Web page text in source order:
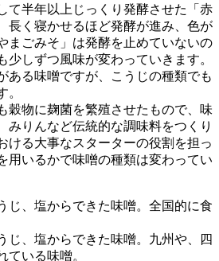
て半年以上じっくり発酵させた「赤
長く寝かせるほど発酵が進み、色が
まごみそ」は発酵を止めていないの
少しずつ風味が変わっていきます。
ある味噌ですが、こうじの種類でも
。
穀物に麹菌を繁殖させたもので、味
みりんなど伝統的な調味料をつくり
ける大事なスターターの役割を担っ
用いるかで味噌の種類は変わってい
じ、塩からできた味噌。全国的に食
じ、塩からできた味噌。九州や、四
ている味噌。